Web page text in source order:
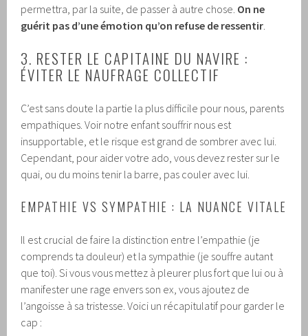
permettra, par la suite, de passer à autre chose. On ne
guérit pas d’une émotion qu’on refuse de ressentir
3. RESTER LE CAPITAINE DU NAVIRE :
ÉVITER LE NAUFRAGE COLLECTIF
C’est sans doute la partie la plus difficile pour nous, parents
empathiques. Voir notre enfant souffrir nous est
insupportable, et le risque est grand de sombrer avec lui.
Cependant, pour aider votre ado, vous devez rester sur le
quai, ou du moins tenir la barre, pas couler avec lui.
EMPATHIE VS SYMPATHIE : LA NUANCE VITALE
Il est crucial de faire la distinction entre l’empathie (je
comprends ta douleur) et la sympathie (je souffre autant
que toi). Si vous vous mettez à pleurer plus fort que lui ou à
manifester une rage envers son ex, vous ajoutez de
l’angoisse à sa tristesse. Voici un récapitulatif pour garder le
cap :